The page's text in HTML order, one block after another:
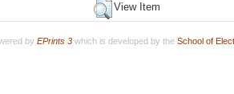
View Item
by EPrints 3which is developed by the School of